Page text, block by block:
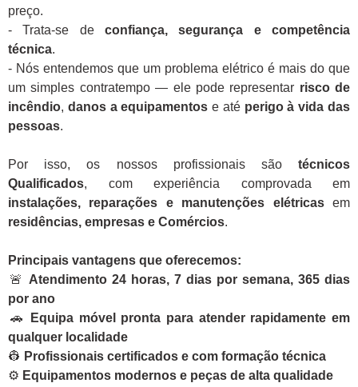
preço.
- Trata-se de confiança, segurança e competência
técnica.
- Nós entendemos que um problema elétrico é mais do que
um simples contratempo — ele pode representar risco de
incêndio, danos a equipamentos e até perigo à vida das
pessoas.
Por isso, os nossos profissionais são técnicos
Qualificados, com experiência comprovada em
instalações, reparações e manutenções elétricasem
residências, empresas e Comércios.
Principais vantagens que oferecemos:
🚨 Atendimento 24 horas, 7 dias por semana, 365 dias
por ano
🚗
Equipa móvel pronta para atender rapidamente em
qualquer localidade
👷 Profissionais certificados e com formação técnica
⚙️ Equipamentos modernos e peças de alta qualidade